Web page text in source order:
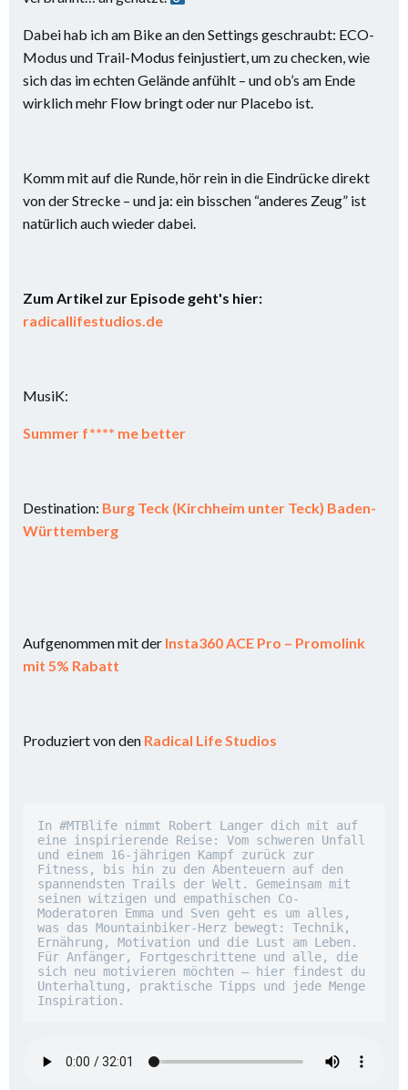
Dabei hab ich am Bike an den Settings geschraubt: ECO-
Modus und Trail-Modus feinjustiert, um zu checken, wie
sich das im echten Gelände anfühlt – und ob’s am Ende
wirklich mehr Flow bringt oder nur Placebo ist.
Komm mit auf die Runde, hör rein in die Eindrücke direkt
von der Strecke – und ja: ein bisschen “anderes Zeug” ist
natürlich auch wieder dabei.
Zum Artikel zur Episode geht's hier:
radicallifestudios.de
MusiK:
Summer f**** me better
Destination: Burg Teck (Kirchheim unter Teck) Baden-
Württemberg
Aufgenommen mit der Insta360 ACE Pro – Promolink
mit 5% Rabatt
Produziert von den Radical Life Studios
In #MTBlife nimmt Robert Langer dich mit auf
eine inspirierende Reise: Vom schweren Unfall
und einem 16-jährigen Kampf zurück zur
Fitness, bis hin zu den Abenteuern auf den
spannendsten Trails der Welt. Gemeinsam mit
seinen witzigen und empathischen Co-
Moderatoren Emma und Sven geht es um alles,
was das Mountainbiker-Herz bewegt: Technik,
Ernährung, Motivation und die Lust am Leben.
Für Anfänger, Fortgeschrittene und alle, die
sich neu motivieren möchten – hier findest du
Unterhaltung, praktische Tipps und jede Menge
Inspiration.